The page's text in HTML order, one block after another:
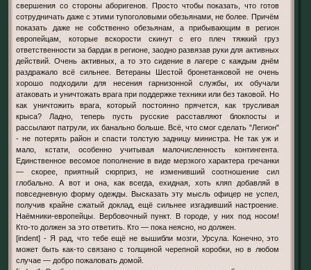
свершения со стороны аборигенов. Просто чтобы показать, что готов
сотрудничать даже с этими тупоголовыми обезьянами, не более. Причём
показать даже не собственно обезьянам, а прибывающим в регион
европейцам, которые вскорости скинут с его плеч тяжкий груз
ответственности за бардак в регионе, заодно развязав руки для активных
действий. Очень активных, а то это сидение в лагере с каждым днём
раздражало всё сильнее. Ветераны Шестой бронетанковой не очень
хорошо подходили для несения гарнизонной службы, их обучали
атаковать и уничтожать врага при поддержке техники или без таковой. Но
как уничтожить врага, который постоянно прячется, как трусливая
крыса? Ладно, теперь пусть русские расставляют блокпосты и
рассылают патрули, их банально больше. Всё, что смог сделать "Легион"
- не потерять район и спасти толстую задницу министра. Не так уж и
мало, кстати, особенно учитывая малочисленность контингента.
Единственное весомое пополнение в виде мерзкого характера гречанки
— скорее, приятный сюрприз, не изменивший соотношение сил
глобально. А вот и она, как всегда, ехидная, хоть кляп добавляй в
повседневную форму одежды. Высказать эту мысль офицер не успел,
получив крайне сжатый доклад, ещё сильнее изгадивший настроение.
Наёмники-европейцы. Вербовочный пункт. В городе, у них под носом!
Кто-то должен за это ответить. Кто — пока неясно, но должен.
[indent] - Я рад, что тебе ещё не вышибли мозги, Урсула. Конечно, это
может быть как-то связано с толщиной черепной коробки, но в любом
случае — добро пожаловать домой.